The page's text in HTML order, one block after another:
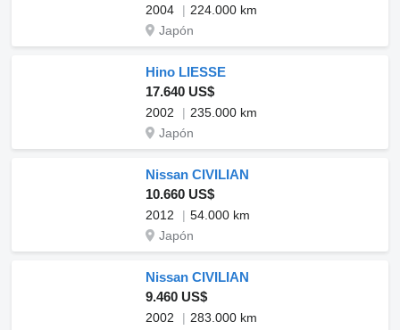
2004
224.000 km
Japón
Hino LIESSE
17.640 US$
2002
235.000 km
Japón
Nissan CIVILIAN
10.660 US$
2012
54.000 km
Japón
Nissan CIVILIAN
9.460 US$
2002
283.000 km